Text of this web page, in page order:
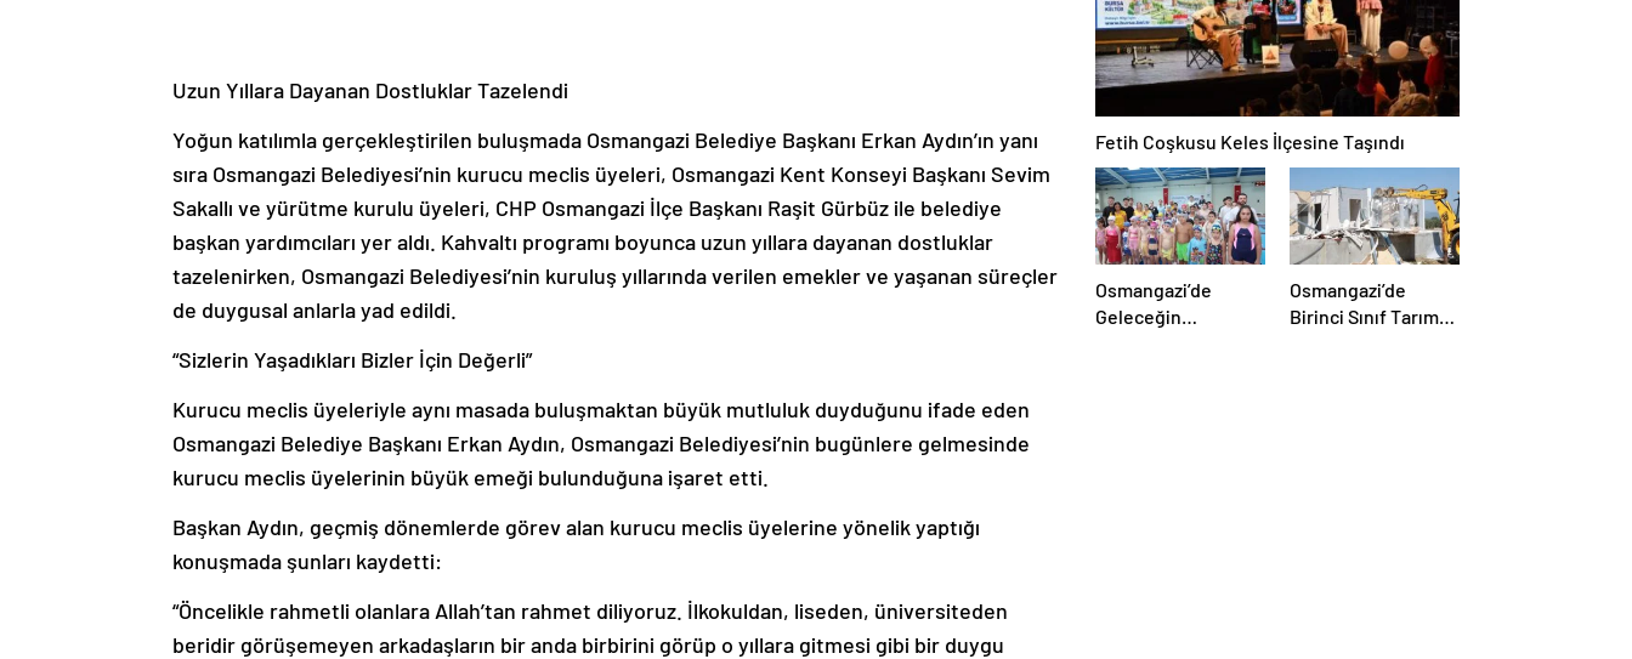
Uzun Yıllara Dayanan Dostluklar Tazelendi
Yoğun katılımla gerçekleştirilen buluşmada Osmangazi Belediye Başkanı Erkan Aydın’ın yanı
sıra Osmangazi Belediyesi’nin kurucu meclis üyeleri, Osmangazi Kent Konseyi Başkanı Sevim
Sakallı ve yürütme kurulu üyeleri, CHP Osmangazi İlçe Başkanı Raşit Gürbüz ile belediye
başkan yardımcıları yer aldı. Kahvaltı programı boyunca uzun yıllara dayanan dostluklar
tazelenirken, Osmangazi Belediyesi’nin kuruluş yıllarında verilen emekler ve yaşanan süreçler
de duygusal anlarla yad edildi.
“Sizlerin Yaşadıkları Bizler İçin Değerli”
Kurucu meclis üyeleriyle aynı masada buluşmaktan büyük mutluluk duyduğunu ifade eden
Osmangazi Belediye Başkanı Erkan Aydın, Osmangazi Belediyesi’nin bugünlere gelmesinde
kurucu meclis üyelerinin büyük emeği bulunduğuna işaret etti.
Başkan Aydın, geçmiş dönemlerde görev alan kurucu meclis üyelerine yönelik yaptığı
konuşmada şunları kaydetti:
“Öncelikle rahmetli olanlara Allah’tan rahmet diliyoruz. İlkokuldan, liseden, üniversiteden
beridir görüşemeyen arkadaşların bir anda birbirini görüp o yıllara gitmesi gibi bir duygu
Fetih Coşkusu Keles İlçesine Taşındı
Osmangazi’de
Geleceğin
Osmangazi’de
Birinci Sınıf Tarım